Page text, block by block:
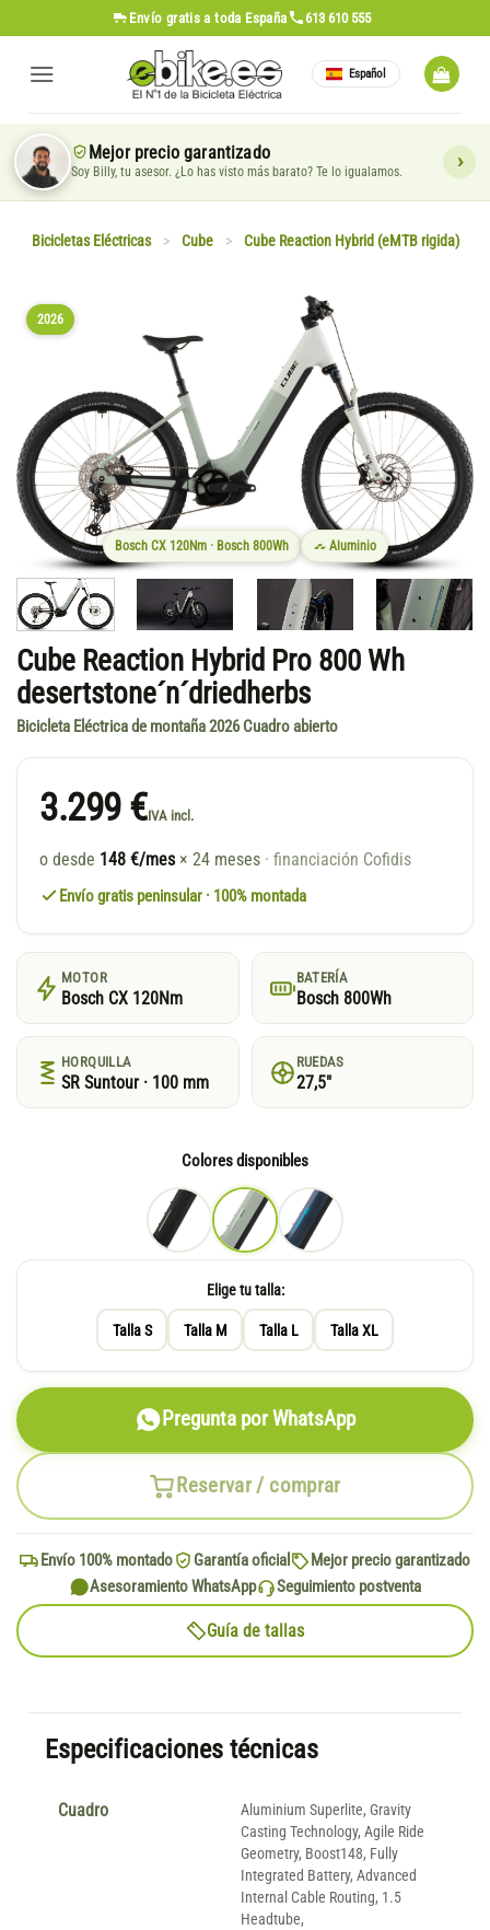
al
contenido
Envío gratis a toda España 613 610 555
Español
Mejor precio garantizado
Soy Billy, tu asesor. ¿Lo has visto más barato? Te lo igualamos.
Bicicletas Eléctricas > Cube > Cube Reaction Hybrid (eMTB rigida)
2026
Bosch CX 120Nm · Bosch 800Wh Aluminio
Cube Reaction Hybrid Pro 800 Wh
desertstone´n´driedherbs
Bicicleta Eléctrica de montaña 2026 Cuadro abierto
3.299 €IVA incl.
o desde 148 €/mes × 24 meses · financiación Cofidis
Envío gratis peninsular · 100% montada
MOTOR
Bosch CX 120Nm
BATERÍA
Bosch 800Wh
HORQUILLA
SR Suntour · 100 mm
RUEDAS
27,5"
Colores disponibles
Elige tu talla:
Talla S Talla M Talla L Talla XL
Reservar / comprar
Pregunta por WhatsApp
Envío 100% montado Garantía oficial
Mejor precio garantizado
Asesoramiento WhatsApp
Seguimiento postventa
Guía de tallas
Especificaciones técnicas
Cuadro
Aluminium Superlite, Gravity
Casting Technology, Agile Ride
Geometry, Boost148, Fully
Integrated Battery, Advanced
Internal Cable Routing, 1.5
Headtube,